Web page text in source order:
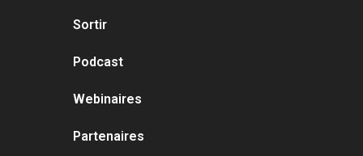
Sortir
Podcast
Webinaires
Partenaires